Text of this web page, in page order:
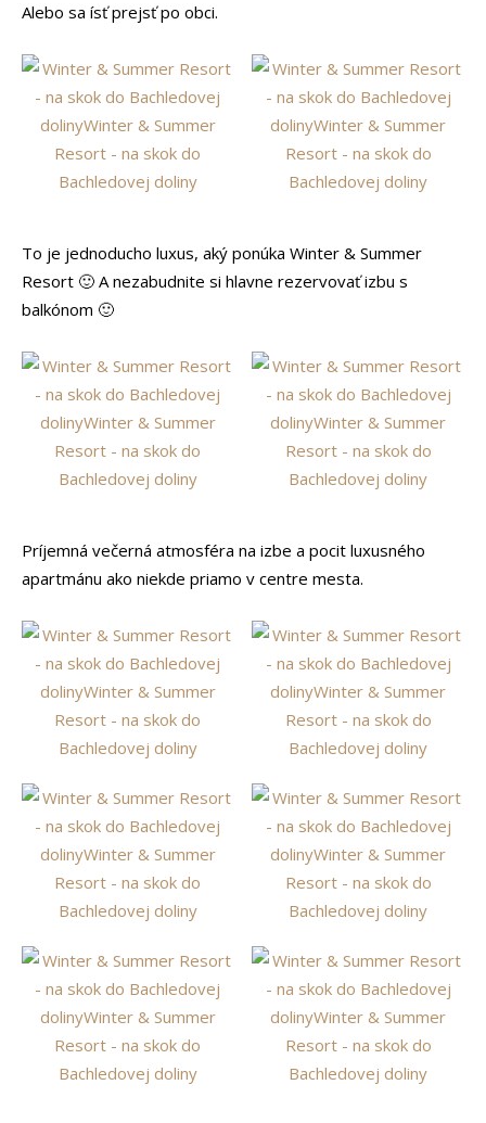
Alebo sa ísť prejsť po obci.
To je jednoducho luxus, aký ponúka Winter & Summer
Resort 🙂 A nezabudnite si hlavne rezervovať izbu s
balkónom 🙂
Príjemná večerná atmosféra na izbe a pocit luxusného
apartmánu ako niekde priamo v centre mesta.